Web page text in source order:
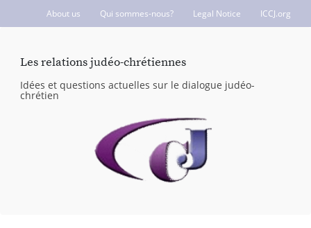
About us Qui sommes-nous? Legal Notice ICCJ.org
Les relations judéo-chrétiennes
Idées et questions actuelles sur le dialogue judéo-
chrétien